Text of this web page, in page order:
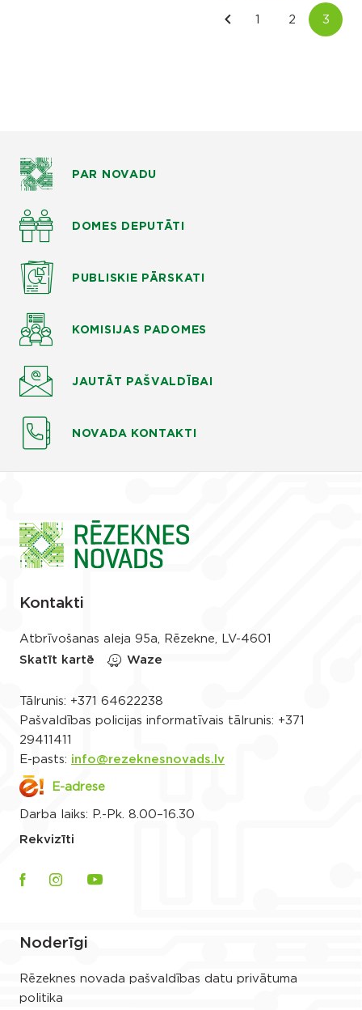
PAR NOVADU
DOMES DEPUTĀTI
PUBLISKIE PĀRSKATI
KOMISIJAS PADOMES
JAUTĀT PAŠVALDĪBAI
NOVADA KONTAKTI
Kontakti
Atbrīvošanas aleja 95a, Rēzekne, LV-4601
Skatīt kartē
Waze
Tālrunis: +371 64622238
Pašvaldības policijas informatīvais tālrunis: +371
29411411
E-pasts: info@rezeknesnovads.lv
E-adrese
Darba laiks: P.-Pk. 8.00–16.30
Rekvizīti
Noderīgi
Rēzeknes novada pašvaldības datu privātuma
politika